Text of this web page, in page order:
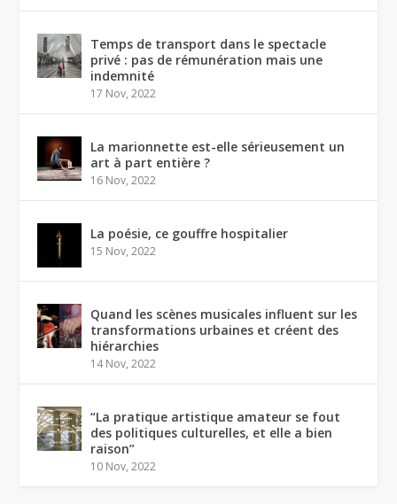
Temps de transport dans le spectacle
privé : pas de rémunération mais une
indemnité
17 Nov, 2022
La marionnette est-elle sérieusement un
art à part entière ?
16 Nov, 2022
La poésie, ce gouffre hospitalier
15 Nov, 2022
Quand les scènes musicales influent sur les
transformations urbaines et créent des
hiérarchies
14 Nov, 2022
“La pratique artistique amateur se fout
des politiques culturelles, et elle a bien
raison”
10 Nov, 2022